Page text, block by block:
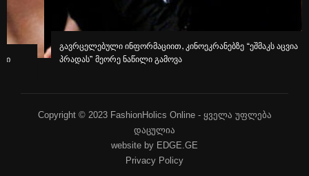
გავრცელებული ინფორმაციით, კინოეკრანებზე “ეშმაკს აცვია
პრადას” მეორე ნაწილი გამოვა
Copyright © 2023 FashionHolics Online - ყველა უფლება
დაცულია
website by EDGE.GE
Privacy Policy